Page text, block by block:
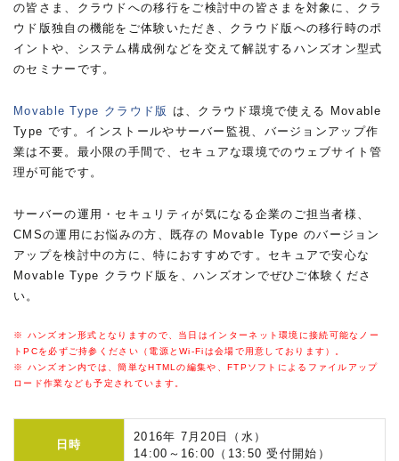
の皆さま、クラウドへの移行をご検討中の皆さまを対象に、クラ
ウド版独自の機能をご体験いただき、クラウド版への移行時のポ
イントや、システム構成例などを交えて解説するハンズオン型式
のセミナーです。
Movable Type クラウド版 は、クラウド環境で使える Movable
Type です。インストールやサーバー監視、バージョンアップ作
業は不要。最小限の手間で、セキュアな環境でのウェブサイト管
理が可能です。
サーバーの運用・セキュリティが気になる企業のご担当者様、
CMSの運用にお悩みの方、既存の Movable Type のバージョン
アップを検討中の方に、特におすすめです。セキュアで安心な
Movable Type クラウド版を、ハンズオンでぜひご体験くださ
い。
※ ハンズオン形式となりますので、当日はインターネット環境に接続可能なノー
トPCを必ずご持参ください（電源とWi-Fiは会場で用意しております）。
※ ハンズオン内では、簡単なHTMLの編集や、FTPソフトによるファイルアップ
ロード作業なども予定されています。
日時
2016年 7月20日（水）
14:00～16:00（13:50 受付開始）